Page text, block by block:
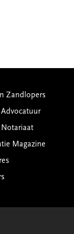
Zandlopers
Advocatuur
Notariaat
Magazine